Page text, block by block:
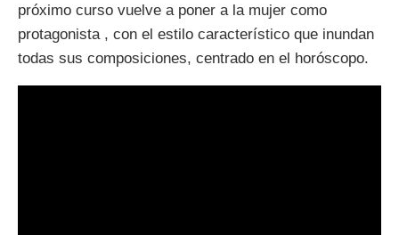
próximo curso vuelve a poner a la mujer como
protagonista , con el estilo característico que inundan
todas sus composiciones, centrado en el horóscopo.